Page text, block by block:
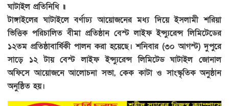
ঘাটাইল প্রতিনিধি ॥
টাঙ্গাইলের ঘাটাইলে বর্ণাঢ্য আয়োজনের মধ্য দিয়ে ইসলামী শরিয়া
ভিত্তিক পরিচালিত বীমা প্রতিষ্ঠান বেস্ট লাইফ ইন্স্যুরেন্স লিমিটেডের
১২তম প্রতিষ্ঠাবার্ষিকী পালন করা হয়েছে। শনিবার (৩০ আগস্ট) দুপুরে
সাড়ে ১২ টায় বেস্ট লাইফ ইন্স্যুরেন্স লিমিটেড ঘাটাইল জোনাল
অফিসে আয়োজনে আলোচনা সভা, কেক কাটা ও সাংস্কৃতিক অনুষ্ঠান
অনুষ্ঠিত হয়।